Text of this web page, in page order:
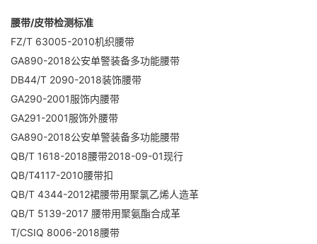
腰带/皮带检测标准
FZ/T 63005-2010机织腰带
GA890-2018公安单警装备多功能腰带
DB44/T 2090-2018装饰腰带
GA290-2001服饰内腰带
GA291-2001服饰外腰带
GA890-2018公安单警装备多功能腰带
QB/T 1618-2018腰带2018-09-01现行
QB/T4117-2010腰带扣
QB/T 4344-2012裙腰带用聚氯乙烯人造革
QB/T 5139-2017 腰带用聚氨酯合成革
T/CSIQ 8006-2018腰带